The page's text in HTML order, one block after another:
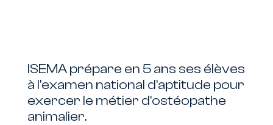
ISEMA prépare en 5 ans ses élèves
à l'examen national d'aptitude pour
exercer le métier d'ostéopathe
animalier.